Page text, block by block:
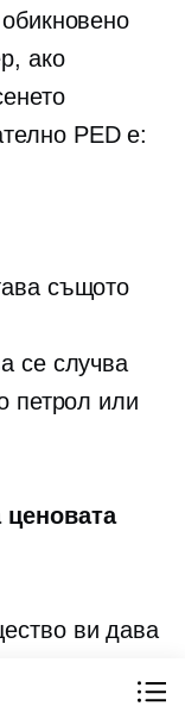
ако
PED е:
същото
се случва
петрол или
ценовата
ви дава